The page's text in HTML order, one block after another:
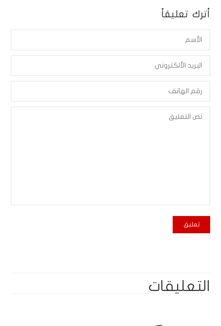
أترك تعليقاً
التعليقات